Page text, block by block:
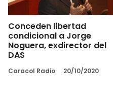
Conceden libertad
condicional a Jorge
Noguera, exdirector del
DAS
Caracol Radio 20/10/2020